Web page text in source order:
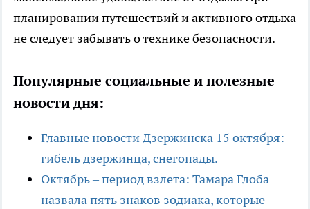
планировании путешествий и активного отдыха
не следует забывать о технике безопасности.
Популярные социальные и полезные
новости дня:
Главные новости Дзержинска 15 октября:
гибель дзержинца, снегопады.
Октябрь – период взлета: Тамара Глоба
назвала пять знаков зодиака, которые